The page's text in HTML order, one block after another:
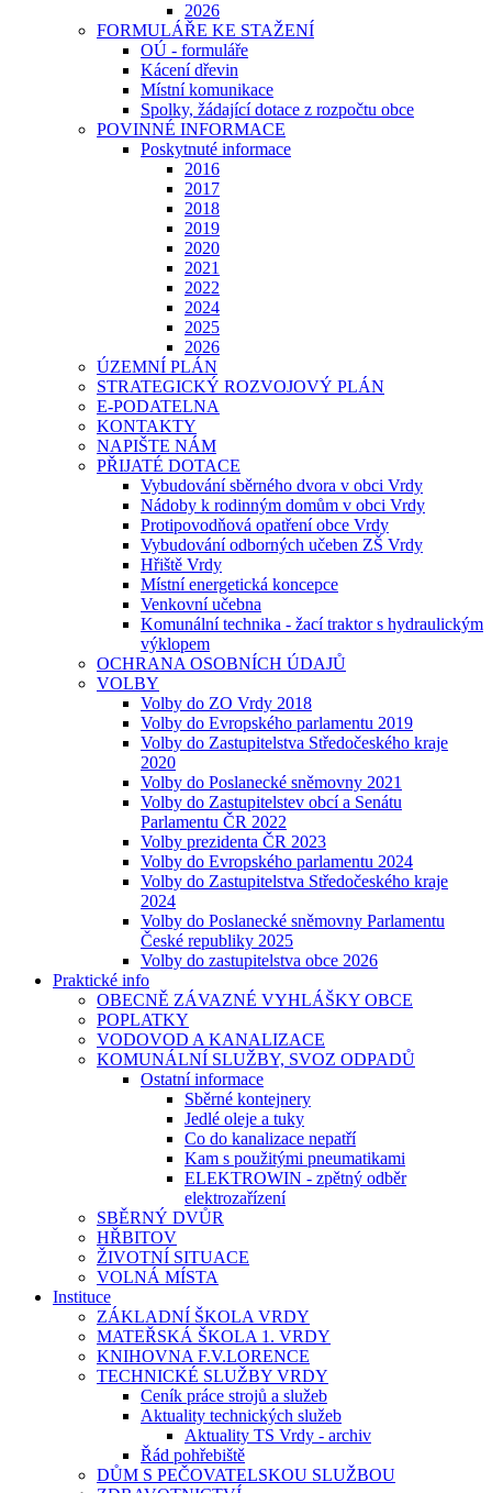
2026
FORMULÁŘE KE STAŽENÍ
OÚ - formuláře
Kácení dřevin
Místní komunikace
Spolky, žádající dotace z rozpočtu obce
POVINNÉ INFORMACE
Poskytnuté informace
2016
2017
2018
2019
2020
2021
2022
2024
2025
2026
ÚZEMNÍ PLÁN
STRATEGICKÝ ROZVOJOVÝ PLÁN
E-PODATELNA
KONTAKTY
NAPIŠTE NÁM
PŘIJATÉ DOTACE
Vybudování sběrného dvora v obci Vrdy
Nádoby k rodinným domům v obci Vrdy
Protipovodňová opatření obce Vrdy
Vybudování odborných učeben ZŠ Vrdy
Hřiště Vrdy
Místní energetická koncepce
Venkovní učebna
Komunální technika - žací traktor s hydraulickým
výklopem
OCHRANA OSOBNÍCH ÚDAJŮ
VOLBY
Volby do ZO Vrdy 2018
Volby do Evropského parlamentu 2019
Volby do Zastupitelstva Středočeského kraje
2020
Volby do Poslanecké sněmovny 2021
Volby do Zastupitelstev obcí a Senátu
Parlamentu ČR 2022
Volby prezidenta ČR 2023
Volby do Evropského parlamentu 2024
Volby do Zastupitelstva Středočeského kraje
2024
Volby do Poslanecké sněmovny Parlamentu
České republiky 2025
Volby do zastupitelstva obce 2026
Praktické info
OBECNĚ ZÁVAZNÉ VYHLÁŠKY OBCE
POPLATKY
VODOVOD A KANALIZACE
KOMUNÁLNÍ SLUŽBY, SVOZ ODPADŮ
Ostatní informace
Sběrné kontejnery
Jedlé oleje a tuky
Co do kanalizace nepatří
Kam s použitými pneumatikami
ELEKTROWIN - zpětný odběr
elektrozařízení
SBĚRNÝ DVŮR
HŘBITOV
ŽIVOTNÍ SITUACE
VOLNÁ MÍSTA
Instituce
ZÁKLADNÍ ŠKOLA VRDY
MATEŘSKÁ ŠKOLA 1. VRDY
KNIHOVNA F.V.LORENCE
TECHNICKÉ SLUŽBY VRDY
Ceník práce strojů a služeb
Aktuality technických služeb
Aktuality TS Vrdy - archiv
Řád pohřebiště
DŮM S PEČOVATELSKOU SLUŽBOU